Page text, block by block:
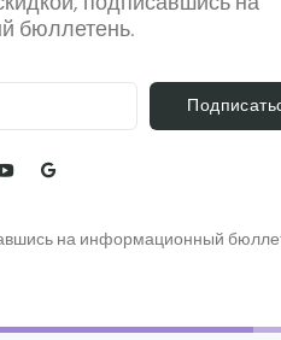
бюллетень.
на информационный